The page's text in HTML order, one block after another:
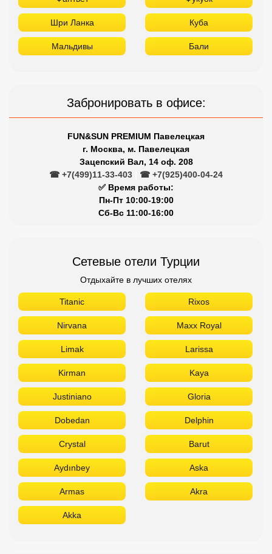
Шри Ланка Куба
Мальдивы Бали
Забронировать в офисе:
FUN&SUN PREMIUM Павелецкая
г. Москва, м. Павелецкая
Зацепский Вал, 14 оф. 208
☎ +7(499)11-33-403
☎ +7(925)400-04-24
✅ Время работы:
Пн-Пт 10:00-19:00
Сб-Вс 11:00-16:00
Сетевые отели Турции
Отдыхайте в лучших отелях
Titanic Rixos
Nirvana Maxx Royal
Limak Larissa
Kirman Kaya
Justiniano Gloria
Dobedan Delphin
Crystal Barut
Aydınbey Aska
Armas Akra
Akka